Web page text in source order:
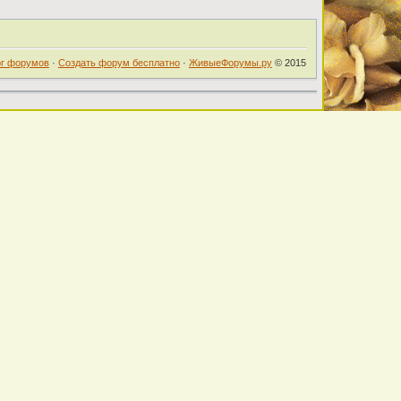
форумов· Создать форум бесплатно· ЖивыеФорумы.ру© 2015